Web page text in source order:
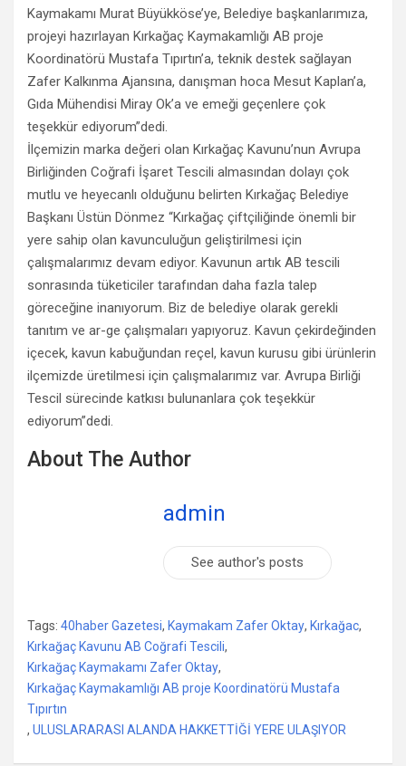
Kaymakamı Murat Büyükköse’ye, Belediye başkanlarımıza,
projeyi hazırlayan Kırkağaç Kaymakamlığı AB proje
Koordinatörü Mustafa Tıpırtın’a, teknik destek sağlayan
Zafer Kalkınma Ajansına, danışman hoca Mesut Kaplan’a,
Gıda Mühendisi Miray Ok’a ve emeği geçenlere çok
teşekkür ediyorum”dedi.
İlçemizin marka değeri olan Kırkağaç Kavunu’nun Avrupa
Birliğinden Coğrafi İşaret Tescili almasından dolayı çok
mutlu ve heyecanlı olduğunu belirten Kırkağaç Belediye
Başkanı Üstün Dönmez “Kırkağaç çiftçiliğinde önemli bir
yere sahip olan kavunculuğun geliştirilmesi için
çalışmalarımız devam ediyor. Kavunun artık AB tescili
sonrasında tüketiciler tarafından daha fazla talep
göreceğine inanıyorum. Biz de belediye olarak gerekli
tanıtım ve ar-ge çalışmaları yapıyoruz. Kavun çekirdeğinden
içecek, kavun kabuğundan reçel, kavun kurusu gibi ürünlerin
ilçemizde üretilmesi için çalışmalarımız var. Avrupa Birliği
Tescil sürecinde katkısı bulunanlara çok teşekkür
ediyorum”dedi.
About The Author
admin
See author's posts
Tags: 40haber Gazetesi, Kaymakam Zafer Oktay, Kırkağac,
Kırkağaç Kavunu AB Coğrafi Tescili,
Kırkağaç Kaymakamı Zafer Oktay,
Kırkağaç Kaymakamlığı AB proje Koordinatörü Mustafa
Tıpırtın
, ULUSLARARASI ALANDA HAKKETTİĞİ YERE ULAŞIYOR